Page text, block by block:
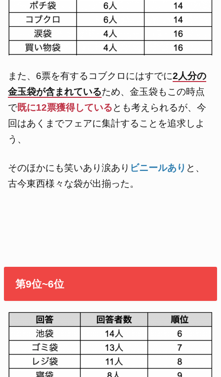
また、6票を有するコブクロにはすでに2人分の
金玉袋が含まれているため、金玉袋もこの時点
で既に12票獲得しているとも考えられるが、今
回はあくまでフェアに集計することを追求しよ
う、
そのほかにも笑いあり涙あり ビニールあり と、
古今東西様々な袋が出揃った。
第9位~6位